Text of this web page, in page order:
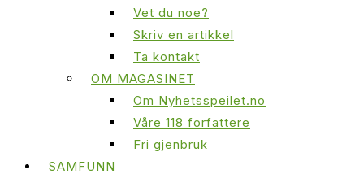
Vet du noe?
Skriv en artikkel
Ta kontakt
OM MAGASINET
Om Nyhetsspeilet.no
Våre 118 forfattere
Fri gjenbruk
SAMFUNN